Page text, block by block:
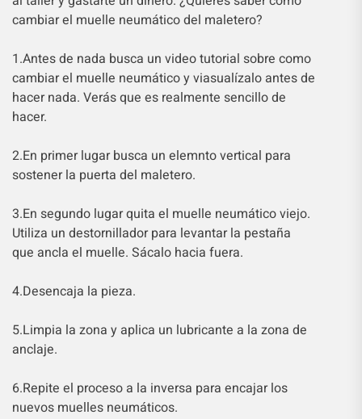
cambiar el muelle neumático del maletero?
1.Antes de nada busca un video tutorial sobre como
cambiar el muelle neumático y viasualízalo antes de
hacer nada. Verás que es realmente sencillo de
hacer.
2.En primer lugar busca un elemnto vertical para
sostener la puerta del maletero.
3.En segundo lugar quita el muelle neumático viejo.
Utiliza un destornillador para levantar la pestaña
que ancla el muelle. Sácalo hacia fuera.
4.Desencaja la pieza.
5.Limpia la zona y aplica un lubricante a la zona de
anclaje.
6.Repite el proceso a la inversa para encajar los
nuevos muelles neumáticos.